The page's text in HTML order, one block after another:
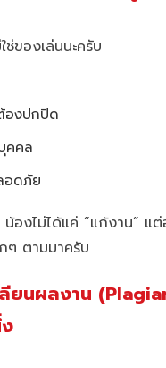
ช่ของเล่นนะครับ
องปกปิด
คคล
อดภัย
น้องไม่ได้แค่ “แก้งาน” แ
ๆ ตามมาครับ
ยนผลงาน